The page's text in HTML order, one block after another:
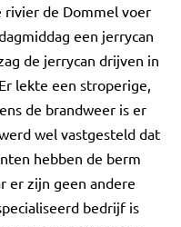
rivier de Dommel voer
een jerrycan
de jerrycan drijven in
lekte een stroperige,
de brandweer is er
wel vastgesteld dat
hebben de berm
er zijn geen andere
bedrijf is